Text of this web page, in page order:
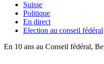
Suisse
Politique
En direct
Election au conseil fédéral
En 10 ans au Conseil fédéral,